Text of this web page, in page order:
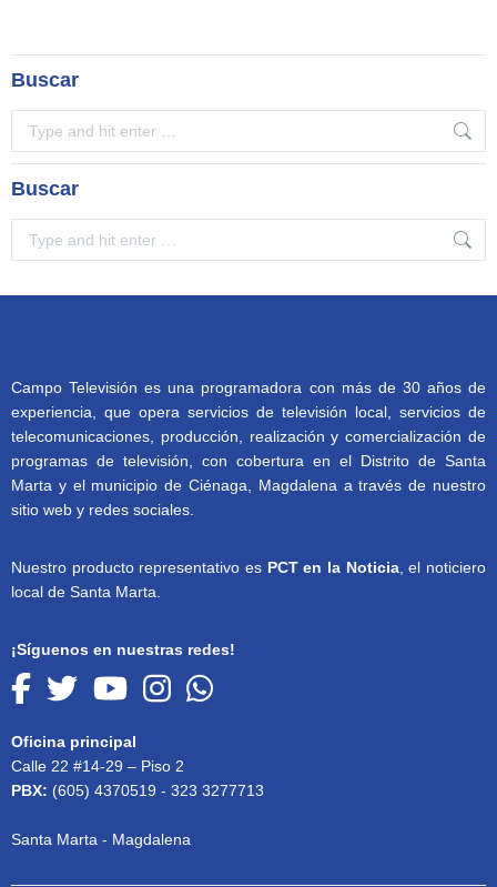
Buscar
Buscar
Campo Televisión es una programadora con más de 30 años de
experiencia, que opera servicios de televisión local, servicios de
telecomunicaciones, producción, realización y comercialización de
programas de televisión, con cobertura en el Distrito de Santa
Marta y el municipio de Ciénaga, Magdalena a través de nuestro
sitio web y redes sociales.
Nuestro producto representativo es PCT en la Noticia, el noticiero
local de Santa Marta.
¡Síguenos en nuestras redes!
Oficina principal
Calle 22 #14-29 – Piso 2
PBX: (605) 4370519 - 323 3277713
Santa Marta - Magdalena